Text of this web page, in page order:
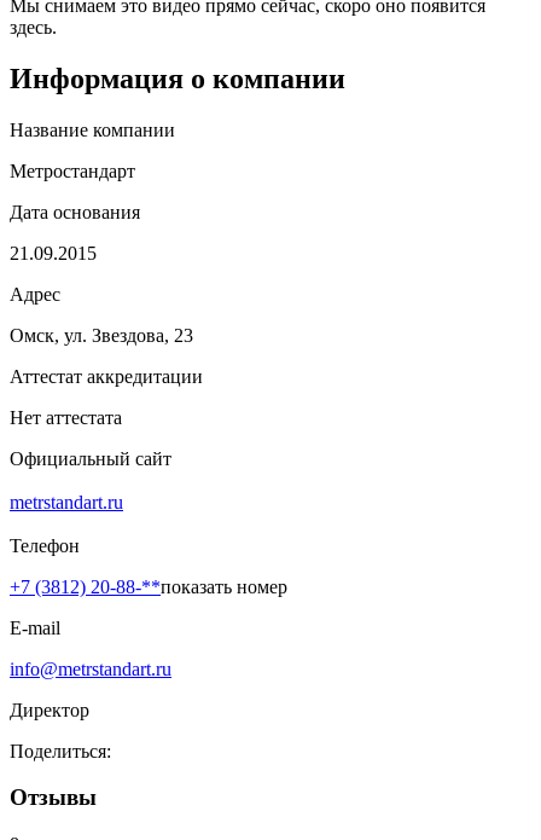
Мы снимаем это видео прямо сейчас, скоро оно появится
здесь.
Информация о компании
Название компании
Метростандарт
Дата основания
21.09.2015
Адрес
Омск, ул. Звездова, 23
Аттестат аккредитации
Нет аттестата
Официальный сайт
metrstandart.ru
Телефон
+7 (3812) 20-88-**показать номер
E-mail
info@metrstandart.ru
Директор
Поделиться:
Отзывы